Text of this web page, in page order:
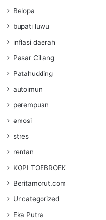
Belopa
bupati luwu
inflasi daerah
Pasar Cillang
Patahudding
autoimun
perempuan
emosi
stres
rentan
KOPI TOEBROEK
Beritamorut.com
Uncategorized
Eka Putra